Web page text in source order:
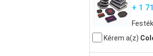
+ 1
Kérem a(z)